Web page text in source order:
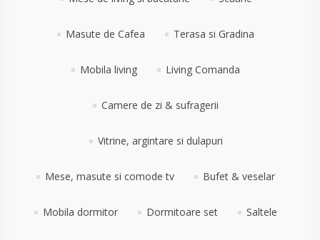
Masute de Cafea Terasa si Gradina
Mobila living Living Comanda
Camere de zi & sufragerii
Vitrine, argintare si dulapuri
Mese, masute si comode tv Bufet & veselar
Mobila dormitor Dormitoare set Saltele